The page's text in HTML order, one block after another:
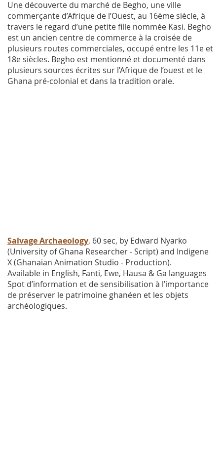
Une découverte du marché de Begho, une ville
commerçante d’Afrique de l’Ouest, au 16ème siècle, à
travers le regard d’une petite fille nommée Kasi. Begho
est un ancien centre de commerce à la croisée de
plusieurs routes commerciales, occupé entre les 11e et
18e siècles. Begho est mentionné et documenté dans
plusieurs sources écrites sur l’Afrique de l’ouest et le
Ghana pré-colonial et dans la tradition orale.
Salvage Archaeology, 60 sec, by Edward Nyarko
(University of Ghana Researcher - Script) and Indigene
X (Ghanaian Animation Studio - Production).
Available in English, Fanti, Ewe, Hausa & Ga languages
Spot d’information et de sensibilisation à l’importance
de préserver le patrimoine ghanéen et les objets
archéologiques.